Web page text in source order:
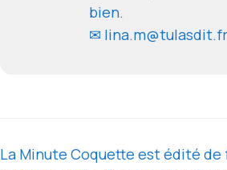
bien.
✉ lina.m@tulasdit.fr
La Minute Coquette est édité de